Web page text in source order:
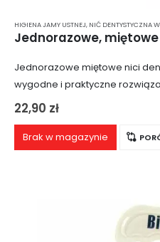
HIGIENA JAMY USTNEJ, NIĆ DENTYSTYCZNA
Jednorazowe miętowe nici
wygodne i praktyczne
jamy ustnej. Zestaw zawiera
22,90 zł
Brak w magazynie